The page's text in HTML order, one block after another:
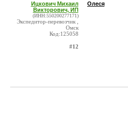
Ицкович Михаил
Викторович, ИП
(ИНН:550200277171)
Экспедитор-перевозчик ,
Омск
Код:125058
#12
Олеся